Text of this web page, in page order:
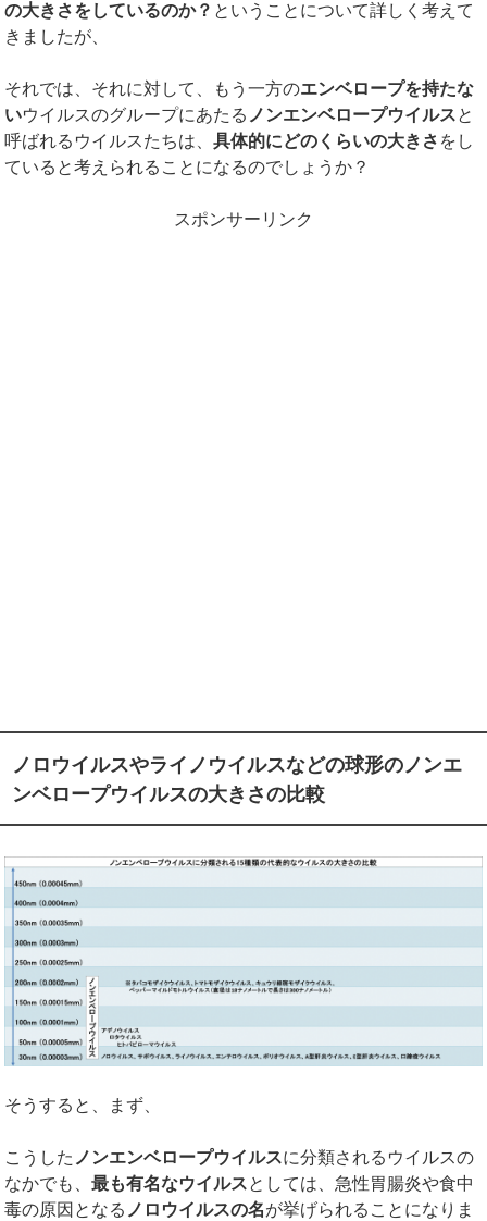
の大きさをしているのか？ ということについて詳しく考えて
きましたが、
それでは、それに対して、もう一方のエンベロープを持たな
いウイルスのグループにあたる ノンエンベロープウイルスと
呼ばれるウイルスたちは、具体的にどのくらいの大きさ をし
ていると考えられることになるのでしょうか？
スポンサーリンク
ノロウイルスやライノウイルスなどの球形のノンエ
ンベロープウイルスの大きさの比較
そうすると、まず、
こうした ノンエンベロープウイルスに分類されるウイルスの
なかでも、最も有名なウイルスとしては、急性胃腸炎や食中
毒の原因となる ノロウイルスの名が挙げられることになりま